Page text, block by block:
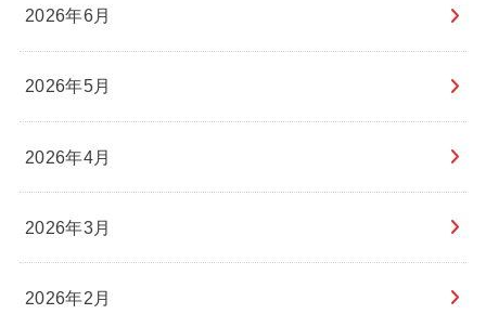
2026年6月
2026年5月
2026年4月
2026年3月
2026年2月